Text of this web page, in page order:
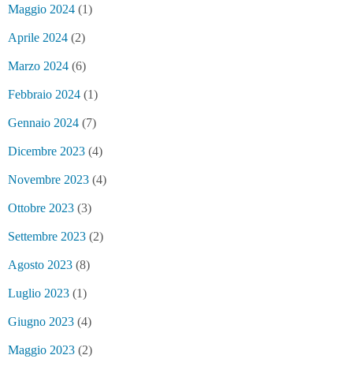
Maggio 2024 (1)
Aprile 2024 (2)
Marzo 2024 (6)
Febbraio 2024 (1)
Gennaio 2024 (7)
Dicembre 2023 (4)
Novembre 2023 (4)
Ottobre 2023 (3)
Settembre 2023 (2)
Agosto 2023 (8)
Luglio 2023 (1)
Giugno 2023 (4)
Maggio 2023 (2)